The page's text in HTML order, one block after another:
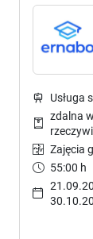
Usługa
zdalna
Zajęcia
55:00 h